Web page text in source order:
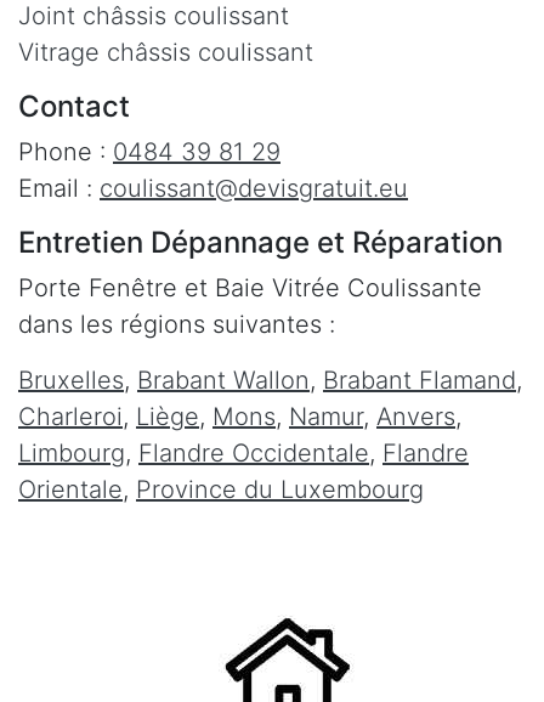
Joint châssis coulissant
Vitrage châssis coulissant
Contact
Phone : 0484 39 81 29
Email : coulissant@devisgratuit.eu
Entretien Dépannage et Réparation
Porte Fenêtre et Baie Vitrée Coulissante
dans les régions suivantes :
Bruxelles, Brabant Wallon, Brabant Flamand,
Charleroi, Liège, Mons, Namur, Anvers,
Limbourg, Flandre Occidentale, Flandre
Orientale, Province du Luxembourg